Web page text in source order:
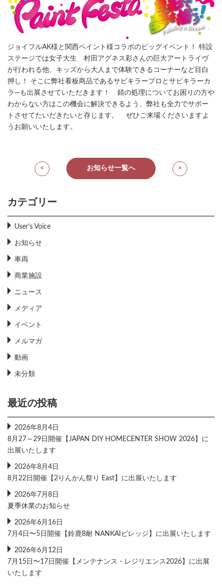
ジョイフルAK様と関西ペイント様コラボのビッグイベント！ 特設
ステージでは女子大生 村田アグネス彩さんの巨大アートライヴ
が行われる他、キッズから大人まで体験できるコーナーなど目白
押し！ そこに弊社看板商品であるサビキラープロとサビキラーカ
ラ―も出展させていただきます！ 錆の処理についてお困りの方や
わからない方はこの機会に解決できるよう、弊社も全力でサポー
トさせてたいだきたいと存じます。 ぜひご来場くださいますよ
うお願いいたします。
< お知らせ一覧へ >
カテゴリー
User’s Voice
お知らせ
車両
商業施設
ニュース
メディア
イベント
メルマガ
動画
未分類
最近の投稿
2026年8月4日
8月27～29日開催【JAPAN DIY HOMECENTER SHOW 2026】に
出展いたします
2026年8月4日
8月22日開催【2りんかん祭り East】に出展いたします
2026年7月8日
夏季休業のお知らせ
2026年6月16日
7月4日〜5日開催【鈴鹿8耐 NANKAIビレッジ】に出展いたします
2026年6月12日
7月15日〜17日開催【メンテナンス・レジリエンス2026】に出展
いたします